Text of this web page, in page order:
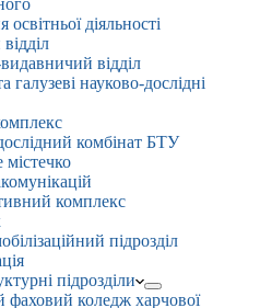
освітньої діяльності
відділ
галузеві науково-дослідні
комбінат БТУ
містечко
комплекс
підрозділ
підрозділи
фаховий коледж харчової